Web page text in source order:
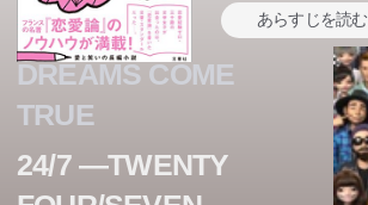
あらすじを読む
DREAMS COME
TRUE
24/7 ―TWENTY